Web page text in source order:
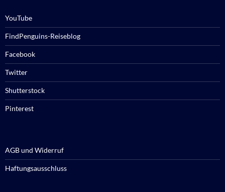
YouTube
FindPenguins-Reiseblog
Facebook
Twitter
Shutterstock
Pinterest
AGB und Widerruf
Haftungsausschluss